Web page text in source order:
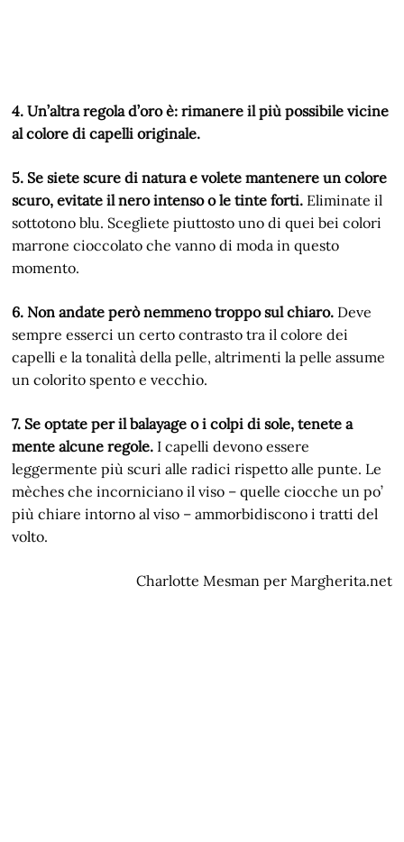
4. Un’altra regola d’oro è: rimanere il più possibile vicine
al colore di capelli originale.
5. Se siete scure di natura e volete mantenere un colore
scuro, evitate il nero intenso o le tinte forti. Eliminate il
sottotono blu. Scegliete piuttosto uno di quei bei colori
marrone cioccolato che vanno di moda in questo
momento.
6. Non andate però nemmeno troppo sul chiaro. Deve
sempre esserci un certo contrasto tra il colore dei
capelli e la tonalità della pelle, altrimenti la pelle assume
un colorito spento e vecchio.
7. Se optate per il balayage o i colpi di sole, tenete a
mente alcune regole. I capelli devono essere
leggermente più scuri alle radici rispetto alle punte. Le
mèches che incorniciano il viso – quelle ciocche un po’
più chiare intorno al viso – ammorbidiscono i tratti del
volto.
Charlotte Mesman per Margherita.net